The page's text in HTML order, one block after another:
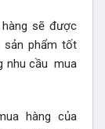
hàng sẽ được
sản phẩm tốt
nhu cầu mua
hàng của